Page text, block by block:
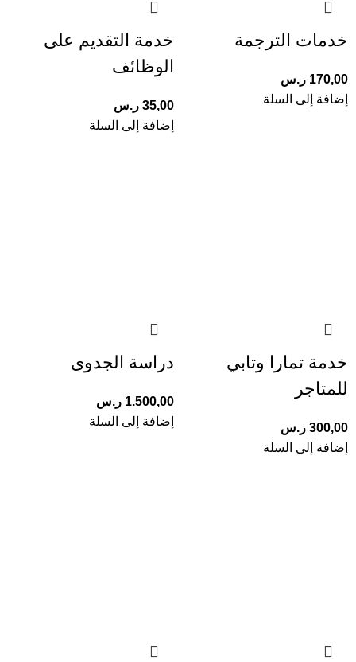
خدمات الترجمة
170,00 ر.س
إضافة إلى السلة
خدمة التقديم على
الوظائف
35,00 ر.س
إضافة إلى السلة
خدمة تمارا وتابي
للمتاجر
300,00 ر.س
إضافة إلى السلة
دراسة الجدوى
1.500,00 ر.س
إضافة إلى السلة